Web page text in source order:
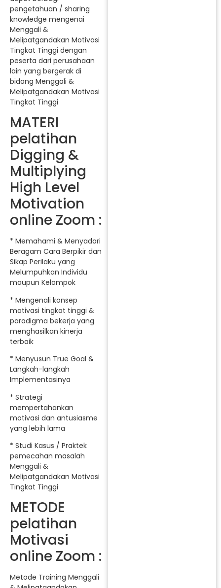
pengetahuan / sharing
knowledge mengenai
Menggali &
Melipatgandakan Motivasi
Tingkat Tinggi dengan
peserta dari perusahaan
lain yang bergerak di
bidang Menggali &
Melipatgandakan Motivasi
Tingkat Tinggi
MATERI
pelatihan
Digging &
Multiplying
High Level
Motivation
online Zoom :
* Memahami & Menyadari
Beragam Cara Berpikir dan
Sikap Perilaku yang
Melumpuhkan Individu
maupun Kelompok
* Mengenali konsep
motivasi tingkat tinggi &
paradigma bekerja yang
menghasilkan kinerja
terbaik
* Menyusun True Goal &
Langkah-langkah
Implementasinya
* Strategi
mempertahankan
motivasi dan antusiasme
yang lebih lama
* Studi Kasus / Praktek
pemecahan masalah
Menggali &
Melipatgandakan Motivasi
Tingkat Tinggi
METODE
pelatihan
Motivasi
online Zoom :
Metode Training Menggali